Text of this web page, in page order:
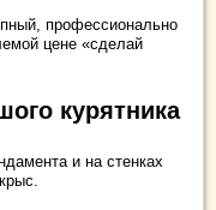
профессионально
цене «сделай
курятника
и на стенках